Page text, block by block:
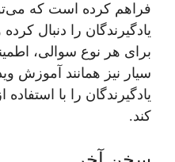
فراهم کرده است که
یادگیرندگان را دنبال
برای هر نوع سوالی،
سیار نیز همانند آموزش
یادگیرندگان را با
کند.